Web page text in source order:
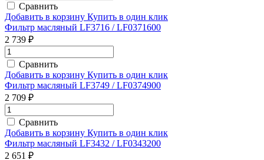
Сравнить
Добавить в корзину Купить в один клик
Фильтр масляный LF3716 / LF0371600
2 739 ₽
Сравнить
Добавить в корзину Купить в один клик
Фильтр масляный LF3749 / LF0374900
2 709 ₽
Сравнить
Добавить в корзину Купить в один клик
Фильтр масляный LF3432 / LF0343200
2 651 ₽